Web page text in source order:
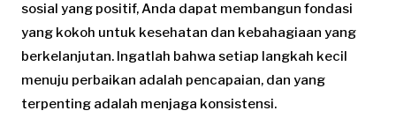
sosial yang positif, Anda dapat membangun fondasi
yang kokoh untuk kesehatan dan kebahagiaan yang
berkelanjutan. Ingatlah bahwa setiap langkah kecil
menuju perbaikan adalah pencapaian, dan yang
terpenting adalah menjaga konsistensi.